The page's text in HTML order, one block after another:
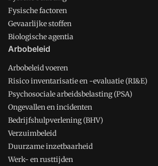
Fysische factoren
Gevaarlijke stoffen
Biologische agentia
Arbobeleid
Arbobeleid voeren
Risico inventarisatie en -evaluatie (RI&E)
Psychosociale arbeidsbelasting (PSA)
Ongevallen en incidenten
Bedrijfshulpverlening (BHV)
Verzuimbeleid
Duurzame inzetbaarheid
Werk- en rusttijden